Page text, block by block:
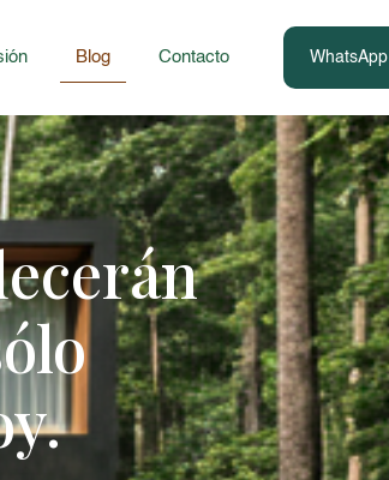
Blog Contacto WhatsApp